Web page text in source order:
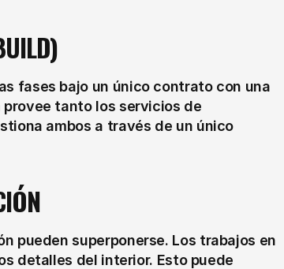
fases bajo un único contrato con una
tanto los servicios de
ambos a través de un único
pueden superponerse. Los trabajos en
detalles del interior. Esto puede